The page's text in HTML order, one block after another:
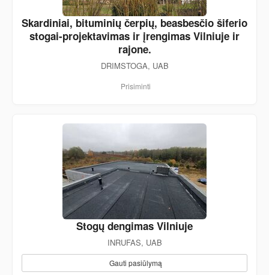
Skardiniai, bituminių čerpių, beasbesčio šiferio
stogai-projektavimas ir įrengimas Vilniuje ir
rajone.
DRIMSTOGA, UAB
Prisiminti
Stogų dengimas Vilniuje
INRUFAS, UAB
Gauti pasiūlymą